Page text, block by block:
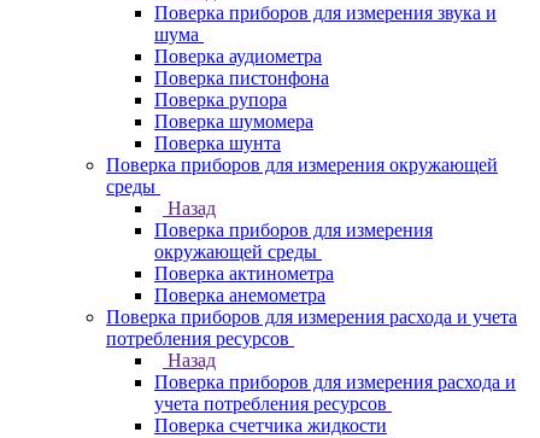
Поверка приборов для измерения звука и
шума
Поверка аудиометра
Поверка пистонфона
Поверка рупора
Поверка шумомера
Поверка шунта
Поверка приборов для измерения окружающей
среды
Назад
Поверка приборов для измерения
окружающей среды
Поверка актинометра
Поверка анемометра
Поверка приборов для измерения расхода и учета
потребления ресурсов
Назад
Поверка приборов для измерения расхода и
учета потребления ресурсов
Поверка счетчика жидкости